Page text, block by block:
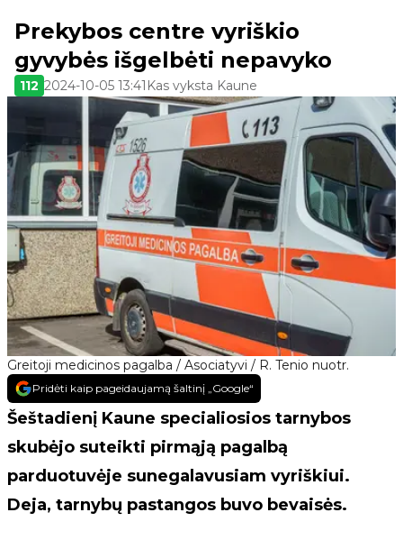
Greitoji medicinos pagalba / Asociatyvi / R. Tenio nuotr.
Prekybos centre vyriškio
gyvybės išgelbėti nepavyko
112 2024-10-05 13:41 Kas vyksta Kaune
Pridėti kaip pageidaujamą šaltinį „Google“
Šeštadienį Kaune specialiosios tarnybos
skubėjo suteikti pirmąją pagalbą
parduotuvėje sunegalavusiam vyriškiui.
Deja, tarnybų pastangos buvo bevaisės.